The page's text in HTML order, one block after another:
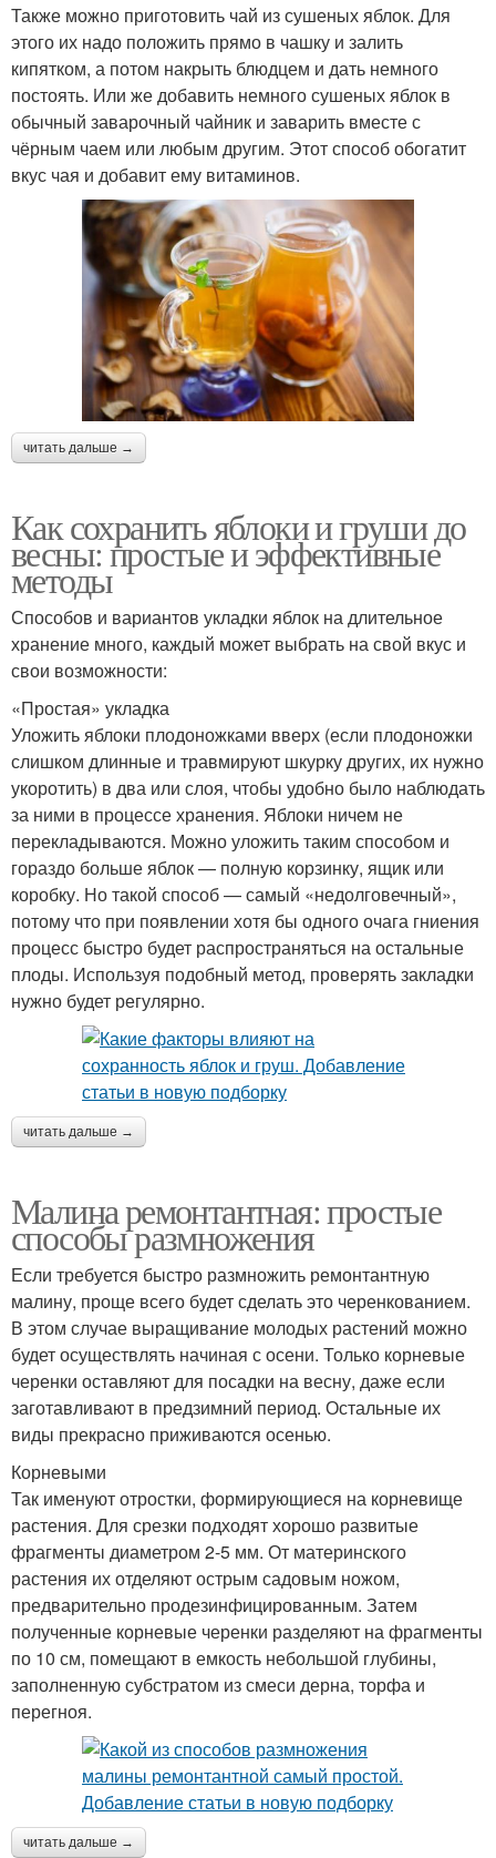
Также можно приготовить чай из сушеных яблок. Для
этого их надо положить прямо в чашку и залить
кипятком, а потом накрыть блюдцем и дать немного
постоять. Или же добавить немного сушеных яблок в
обычный заварочный чайник и заварить вместе с
чёрным чаем или любым другим. Этот способ обогатит
вкус чая и добавит ему витаминов.
читать дальше →
Как сохранить яблоки и груши до
весны: простые и эффективные
методы
Способов и вариантов укладки яблок на длительное
хранение много, каждый может выбрать на свой вкус и
свои возможности:
«Простая» укладка
Уложить яблоки плодоножками вверх (если плодоножки
слишком длинные и травмируют шкурку других, их нужно
укоротить) в два или слоя, чтобы удобно было наблюдать
за ними в процессе хранения. Яблоки ничем не
перекладываются. Можно уложить таким способом и
гораздо больше яблок — полную корзинку, ящик или
коробку. Но такой способ — самый «недолговечный»,
потому что при появлении хотя бы одного очага гниения
процесс быстро будет распространяться на остальные
плоды. Используя подобный метод, проверять закладки
нужно будет регулярно.
читать дальше →
Малина ремонтантная: простые
способы размножения
Если требуется быстро размножить ремонтантную
малину, проще всего будет сделать это черенкованием.
В этом случае выращивание молодых растений можно
будет осуществлять начиная с осени. Только корневые
черенки оставляют для посадки на весну, даже если
заготавливают в предзимний период. Остальные их
виды прекрасно приживаются осенью.
Корневыми
Так именуют отростки, формирующиеся на корневище
растения. Для срезки подходят хорошо развитые
фрагменты диаметром 2-5 мм. От материнского
растения их отделяют острым садовым ножом,
предварительно продезинфицированным. Затем
полученные корневые черенки разделяют на фрагменты
по 10 см, помещают в емкость небольшой глубины,
заполненную субстратом из смеси дерна, торфа и
перегноя.
читать дальше →